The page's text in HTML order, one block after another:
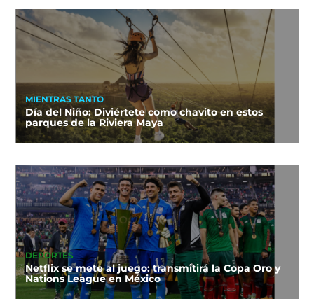
MIENTRAS TANTO
Día del Niño: Diviértete como chavito en estos
parques de la Riviera Maya
DEPORTES
Netflix se mete al juego: transmitirá la Copa Oro y
Nations League en México